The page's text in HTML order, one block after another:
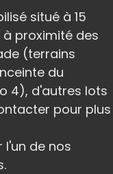
situé à 15
à proximité des
(terrains
du
4), d'autres lots
pour plus
l'un de nos